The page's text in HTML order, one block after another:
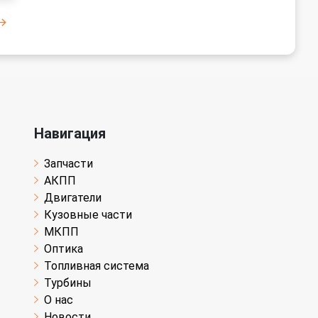
Навигация
Запчасти
АКПП
Двигатели
Кузовные части
МКПП
Оптика
Топливная система
Турбины
О нас